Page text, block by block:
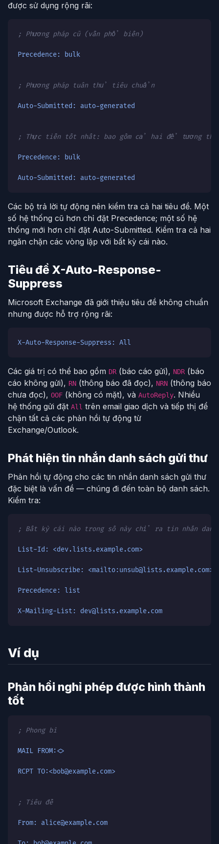
được sử dụng rộng rãi:
; Phương pháp cũ (vẫn phổ biến)
Precedence: bulk
; Phương pháp tuân thủ tiêu chuẩn
Auto-Submitted: auto-generated
; Thực tiễn tốt nhất: bao gồm cả hai để tương
Precedence: bulk
Auto-Submitted: auto-generated
Các bộ trả lời tự động nên kiểm tra cả hai tiêu đề. Một
số hệ thống cũ hơn chỉ đặt Precedence; một số hệ
thống mới hơn chỉ đặt Auto-Submitted. Kiểm tra cả hai
ngăn chặn các vòng lặp với bất kỳ cái nào.
Tiêu đề X-Auto-Response-
Suppress
Microsoft Exchange đã giới thiệu tiêu đề không chuẩn
nhưng được hỗ trợ rộng rãi:
X-Auto-Response-Suppress: All
Các giá trị có thể bao gồm DR (báo cáo gửi), NDR (báo
cáo không gửi), RN (thông báo đã đọc), NRN (thông báo
chưa đọc), OOF (không có mặt), và AutoReply. Nhiều
hệ thống gửi đặt All trên email giao dịch và tiếp thị để
chặn tất cả các phản hồi tự động từ
Exchange/Outlook.
Phát hiện tin nhắn danh sách gửi thư
Phản hồi tự động cho các tin nhắn danh sách gửi thư
đặc biệt là vấn đề — chúng đi đến toàn bộ danh sách.
Kiểm tra:
; Bất kỳ cái nào trong số này chỉ ra tin nhắn danh
List-Id: <dev.lists.example.com>
List-Unsubscribe: <mailto:unsub@lists.example.com>
Precedence: list
X-Mailing-List: dev@lists.example.com
Ví dụ
Phản hồi nghỉ phép được hình thành
tốt
; Phong bì
MAIL FROM:<>
RCPT TO:<bob@example.com>
; Tiêu đề
From: alice@example.com